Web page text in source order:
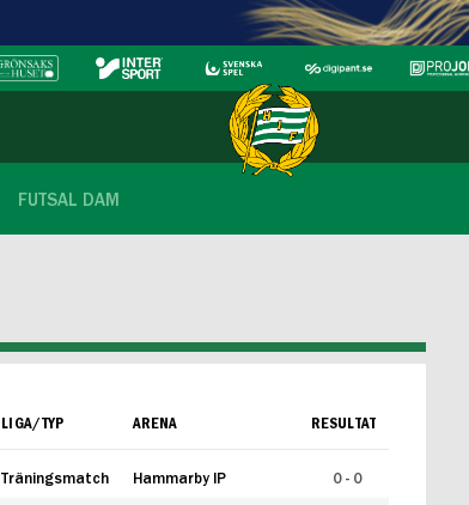
FUTSAL DAM
LIGA/TYP ARENA RESULTAT
Träningsmatch Hammarby IP 0 - 0